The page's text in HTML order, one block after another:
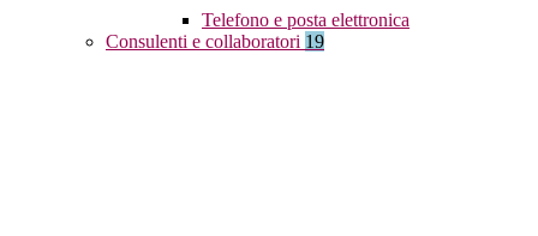
Telefono e posta elettronica
Consulenti e collaboratori 19